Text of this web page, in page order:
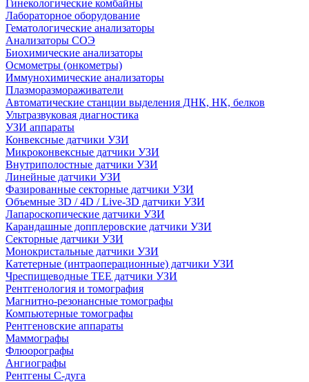
Гинекологические комбайны
Лабораторное оборудование
Гематологические анализаторы
Анализаторы СОЭ
Биохимические анализаторы
Осмометры (онкометры)
Иммунохимические анализаторы
Плазморазмораживатели
Автоматические станции выделения ДНК, НК, белков
Ультразвуковая диагностика
УЗИ аппараты
Конвексные датчики УЗИ
Микроконвексные датчики УЗИ
Внутриполостные датчики УЗИ
Линейные датчики УЗИ
Фазированные секторные датчики УЗИ
Объемные 3D / 4D / Live-3D датчики УЗИ
Лапароскопические датчики УЗИ
Карандашные допплеровские датчики УЗИ
Секторные датчики УЗИ
Монокристальные датчики УЗИ
Катетерные (интраоперационные) датчики УЗИ
Чреспищеводные TEE датчики УЗИ
Рентгенология и томография
Магнитно-резонансные томографы
Компьютерные томографы
Рентгеновские аппараты
Маммографы
Флюорографы
Ангиографы
Рентгены С-дуга